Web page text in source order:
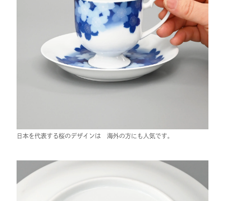
日本を代表する桜のデザインは 海外の方にも人気です。